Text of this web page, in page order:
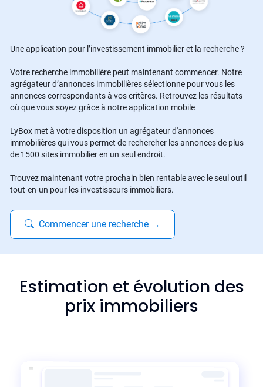
Une application pour l’investissement immobilier et la recherche ?
Votre recherche immobilière peut maintenant commencer. Notre
agrégateur d’annonces immobilières sélectionne pour vous les
annonces correspondants à vos critères. Retrouvez les résultats
où que vous soyez grâce à notre application mobile
LyBox met à votre disposition un agrégateur d'annonces
immobilières qui vous permet de rechercher les annonces de plus
de 1500 sites immobilier en un seul endroit.
Trouvez maintenant votre prochain bien rentable avec le seul outil
tout-en-un pour les investisseurs immobiliers.
Commencer une recherche →
Estimation et évolution des
prix immobiliers